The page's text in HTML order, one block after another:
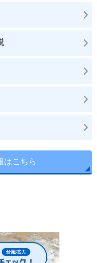
はこちら